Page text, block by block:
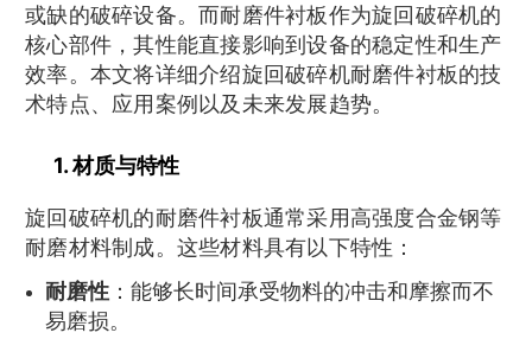
或缺的破碎设备。而耐磨件衬板作为旋回破碎机的
核心部件，其性能直接影响到设备的稳定性和生产
效率。本文将详细介绍旋回破碎机耐磨件衬板的技
术特点、应用案例以及未来发展趋势。
1. 材质与特性
旋回破碎机的耐磨件衬板通常采用高强度合金钢等
耐磨材料制成。这些材料具有以下特性：
耐磨性：能够长时间承受物料的冲击和摩擦而不
易磨损。